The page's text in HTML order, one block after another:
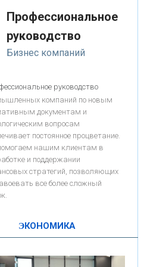
СЛУЖБА ВТБ24»
- один из главных трендов в
бизнеса - «Интервью»
можно сделать с хорошим советом, это
его мимо ушей. Он никогда не бывает
никому, кроме того, кто его дал.
советы и очень не люблю, когда их
дают мне.
Профессиональное
руководство
Бизнес компаний
руководство
компаний по новым
документам и
вопросам
постоянное процветание.
нашим клиентам в
и поддержании
стратегий, позволяющих
все более сложный
ЭКОНОМИКА